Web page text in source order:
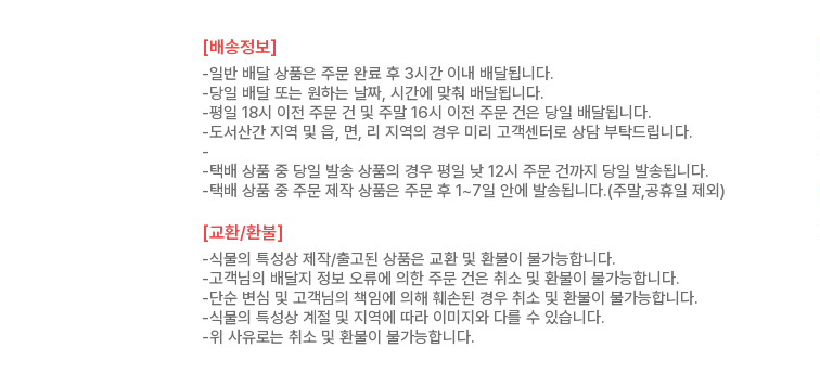
[배송정보]
-일반 배달 상품은 주문 완료 후 3시간 이내 배달됩니다.
-당일 배달 또는 원하는 날짜, 시간에 맞춰 배달됩니다.
-평일 18시 이전 주문 건 및 주말 16시 이전 주문 건은 당일 배달됩니다.
-도서산간 지역 및 읍, 면, 리 지역의 경우 미리 고객센터로 상담 부탁드립니다.
-
-택배 상품 중 당일 발송 상품의 경우 평일 낮 12시 주문 건까지 당일 발송됩니다.
-택배 상품 중 주문 제작 상품은 주문 후 1~7일 안에 발송됩니다.(주말,공휴일 제외)
[교환/환불]
-식물의 특성상 제작/출고된 상품은 교환 및 환불이 불가능합니다.
-고객님의 배달지 정보 오류에 의한 주문 건은 취소 및 환불이 불가능합니다.
-단순 변심 및 고객님의 책임에 의해 훼손된 경우 취소 및 환불이 불가능합니다.
-식물의 특성상 계절 및 지역에 따라 이미지와 다를 수 있습니다.
-위 사유로는 취소 및 환불이 불가능합니다.